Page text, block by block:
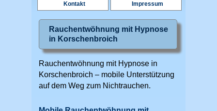
Kontakt Impressum
Rauchentwöhnung mit Hypnose
in Korschenbroich
Rauchentwöhnung mit Hypnose in
Korschenbroich – mobile Unterstützung
auf dem Weg zum Nichtrauchen.